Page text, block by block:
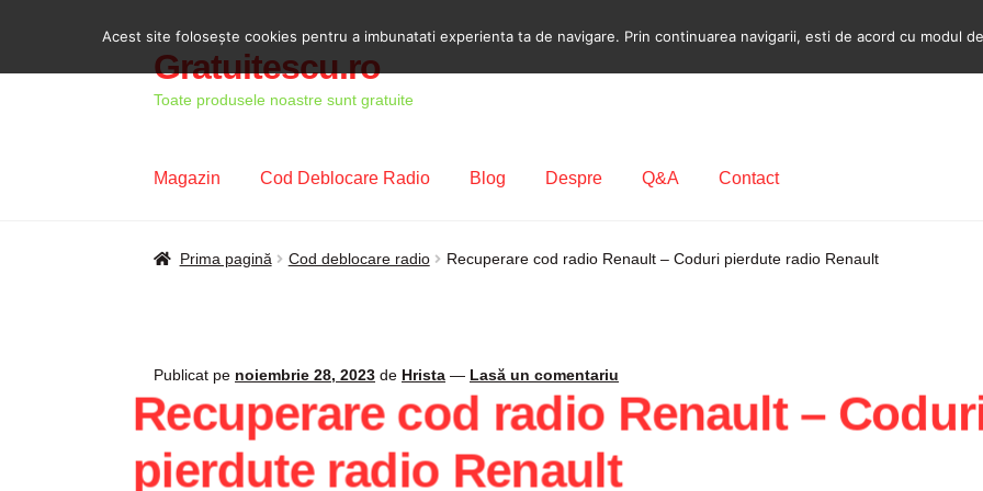
Sari
navigare
Sari
conținut
Gratuitescu.ro
Toate produsele noastre sunt gratuite
Magazin Cod Deblocare Radio Blog Despre Q&A Contact
Prima pagină Blog Cod Deblocare Radio, Decodare Casetofon Auto Contact Contul meu Coș
Prima pagină Cod deblocare radio Recuperare cod radio Renault – Coduri pierdute radio Renault
Publicat pe noiembrie 28, 2023 de Hrista — Lasă un comentariu
Recuperare cod radio Renault – Coduri
pierdute radio Renault
Acest site foloseşte cookies pentru a imbunatati experienta ta de navigare. Prin continuarea navigarii, esti de acord cu modul